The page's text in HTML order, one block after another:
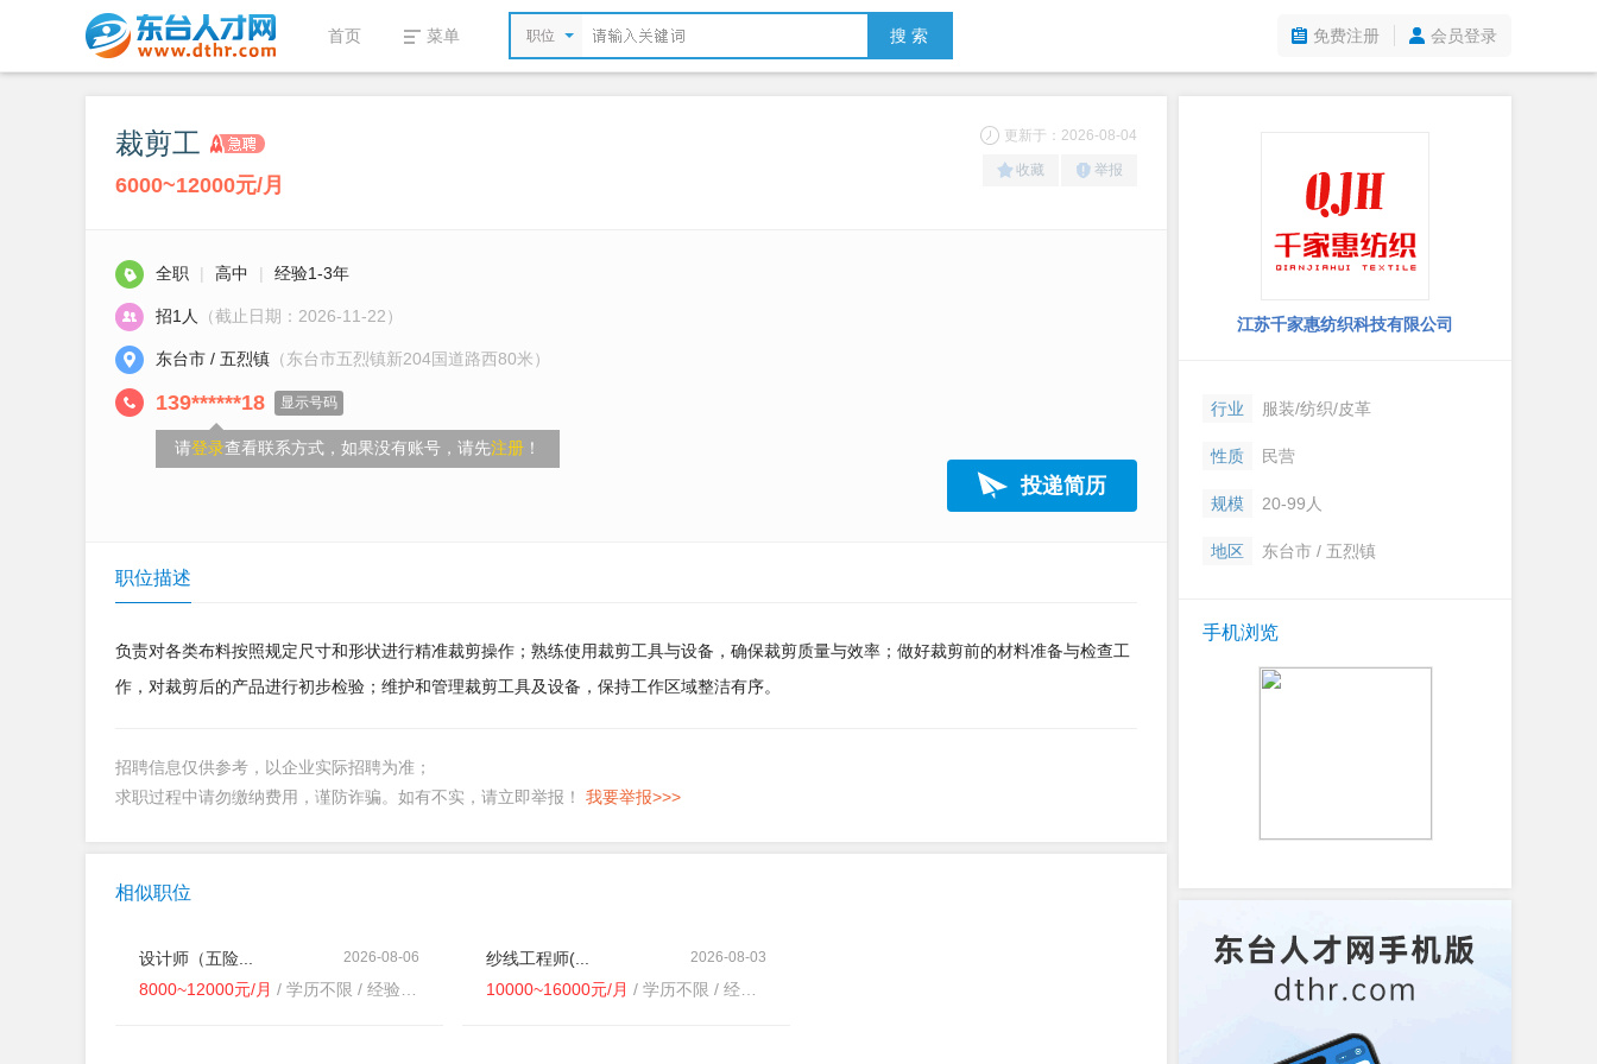
首页 菜单 职位 搜 索 免费注册 会员登录
裁剪工
6000~12000元/月
更新于：2026-08-04
收藏 举报
全职 | 高中 | 经验1-3年
招1人 （截止日期：2026-11-22）
东台市 / 五烈镇 （东台市五烈镇新204国道路西80米）
139******18 显示号码
请登录查看联系方式，如果没有账号，请先注册 ！
投递简历
职位描述
负责对各类布料按照规定尺寸和形状进行精准裁剪操作；熟练使用裁剪工具与设备，确保裁剪质量与效率；做好裁剪前的材料准备与检查工
作，对裁剪后的产品进行初步检验；维护和管理裁剪工具及设备，保持工作区域整洁有序。
招聘信息仅供参考，以企业实际招聘为准；
求职过程中请勿缴纳费用，谨防诈骗。如有不实，请立即举报！ 我要举报>>>
相似职位
2026-08-06
设计师（五险...
8000~12000元/月 / 学历不限 / 经验不限
2026-08-03
纱线工程师(...
10000~16000元/月 / 学历不限 / 经验3-5年
江苏千家惠纺织科技有限公司
行业 服装/纺织/皮革
性质 民营
规模 20-99人
地区 东台市 / 五烈镇
手机浏览